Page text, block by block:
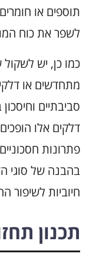
תוספים או
לשפר את כוח
כמו כן, יש
מתחדשים או
סביבתיים
דלקים אלו הופכים
פתרונות
בהבנה של סוגי
חיוביות לשיפור
תכנון